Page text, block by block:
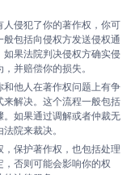
侵犯了你的著作权，你可
包括向侵权方发送侵权通
果法院判决侵权方确实侵
并赔偿你的损失。
他人在著作权问题上有争
解决。这个流程一般包括
如果通过调解或者仲裁无
院来裁决。
保护著作权，也包括处理
否则可能会影响你的权